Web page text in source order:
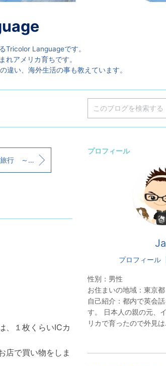
Tricolor Languageです。
れアメリカ育ちです。
違い、海外生活の事も教えています。
大阪・京都旅行 ～面白写真編～
、１枚くらいICカ
店で買い物をしま
プロフィール
プロフィール
性別： 男性
お住まいの地域： 東京都
自己紹介： 都内で英会
す。 日本人の親の元、
リカで育ったので外見